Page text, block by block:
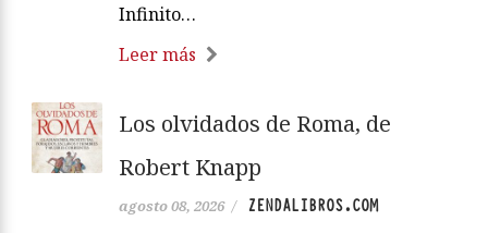
Infinito…
Leer más
Los olvidados de Roma, de
Robert Knapp
agosto 08, 2026 / ZENDALIBROS.COM